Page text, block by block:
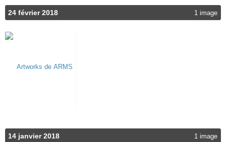
24 février 2018 1 image
14 janvier 2018 1 image